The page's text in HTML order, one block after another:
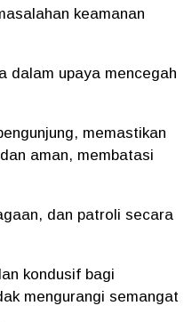
keamanan
dalam upaya mencegah
memastikan
aman, membatasi
dan patroli secara
kondusif bagi
mengurangi semangat